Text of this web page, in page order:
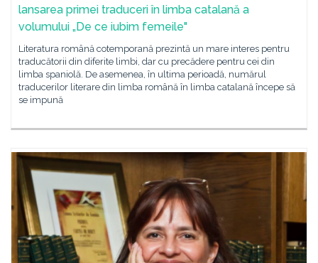
lansarea primei traduceri în limba catalană a
volumului „De ce iubim femeile"
Literatura română cotemporană prezintă un mare interes pentru
traducătorii din diferite limbi, dar cu precădere pentru cei din
limba spaniolă. De asemenea, în ultima perioadă, numărul
traducerilor literare din limba română în limba catalană începe să
se impună